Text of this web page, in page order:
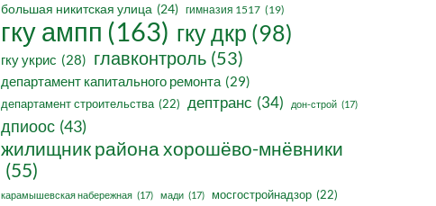
большая никитская улица (24) гимназия 1517 (19)
гку ампп (163) гку дкр (98)
гку укрис (28) главконтроль (53)
департамент капитального ремонта (29)
департамент строительства (22) дептранс (34) дон-строй (17)
дпиоос (43)
жилищник района хорошёво-мнёвники
(55)
карамышевская набережная (17) мади (17) мосгостройнадзор (22)